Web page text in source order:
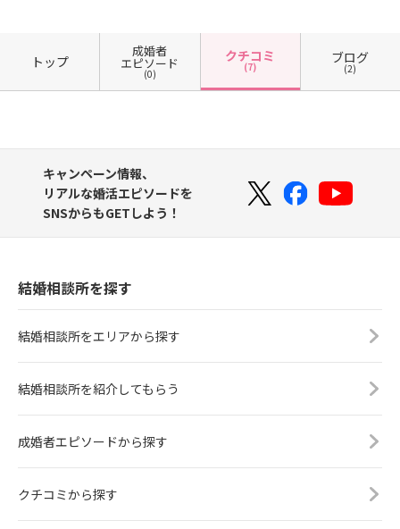
トップ
成婚者
エピソード
(0)
クチコミ
(7)
ブログ
(2)
キャンペーン情報、
リアルな婚活エピソードを
SNSからもGETしよう！
結婚相談所を探す
結婚相談所をエリアから探す
結婚相談所を紹介してもらう
成婚者エピソードから探す
クチコミから探す